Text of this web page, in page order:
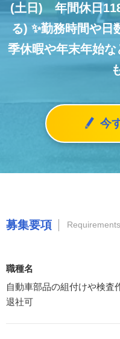
(土日) 年間休日
る) ✨勤務時間や日
季休暇や年末年始な
今
募集要項 Requirements
職種名
自動車部品の組付けや検査
退社可